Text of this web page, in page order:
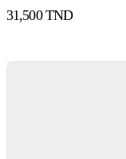
31,500TND